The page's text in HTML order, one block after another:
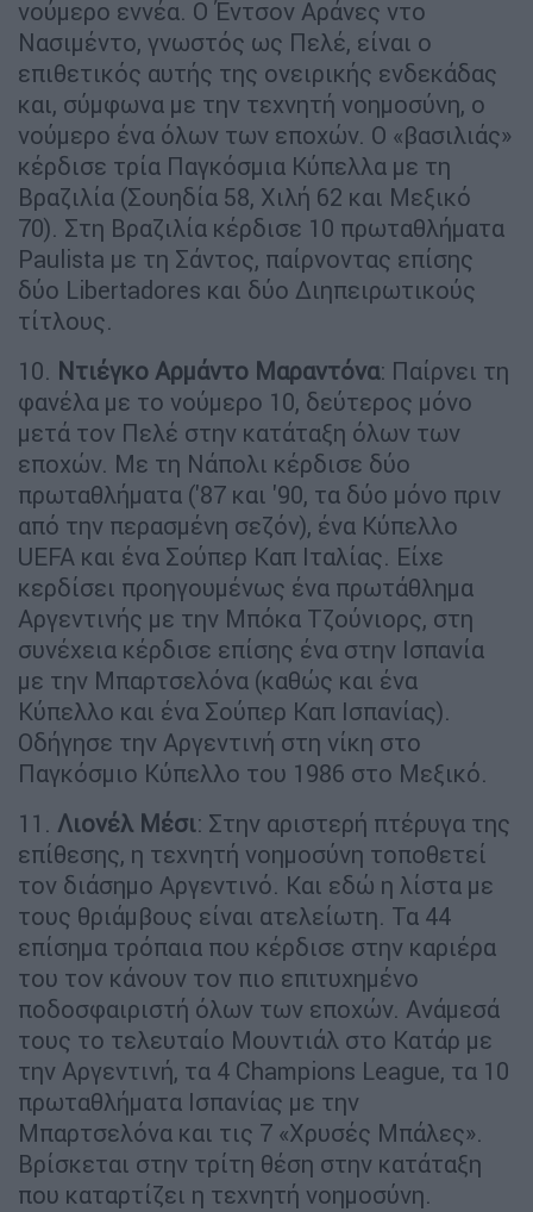
νούμερο εννέα. Ο Έντσον Αράνες ντο
Νασιμέντο, γνωστός ως Πελέ, είναι ο
επιθετικός αυτής της ονειρικής ενδεκάδας
και, σύμφωνα με την τεχνητή νοημοσύνη, ο
νούμερο ένα όλων των εποχών. Ο «βασιλιάς»
κέρδισε τρία Παγκόσμια Κύπελλα με τη
Βραζιλία (Σουηδία 58, Χιλή 62 και Μεξικό
70). Στη Βραζιλία κέρδισε 10 πρωταθλήματα
Paulista με τη Σάντος, παίρνοντας επίσης
δύο Libertadores και δύο Διηπειρωτικούς
τίτλους.
10. Ντιέγκο Αρμάντο Μαραντόνα: Παίρνει τη
φανέλα με το νούμερο 10, δεύτερος μόνο
μετά τον Πελέ στην κατάταξη όλων των
εποχών. Με τη Νάπολι κέρδισε δύο
πρωταθλήματα ('87 και '90, τα δύο μόνο πριν
από την περασμένη σεζόν), ένα Κύπελλο
UEFA και ένα Σούπερ Καπ Ιταλίας. Είχε
κερδίσει προηγουμένως ένα πρωτάθλημα
Αργεντινής με την Μπόκα Τζούνιορς, στη
συνέχεια κέρδισε επίσης ένα στην Ισπανία
με την Μπαρτσελόνα (καθώς και ένα
Κύπελλο και ένα Σούπερ Καπ Ισπανίας).
Οδήγησε την Αργεντινή στη νίκη στο
Παγκόσμιο Κύπελλο του 1986 στο Μεξικό.
11. Λιονέλ Μέσι: Στην αριστερή πτέρυγα της
επίθεσης, η τεχνητή νοημοσύνη τοποθετεί
τον διάσημο Αργεντινό. Και εδώ η λίστα με
τους θριάμβους είναι ατελείωτη. Τα 44
επίσημα τρόπαια που κέρδισε στην καριέρα
του τον κάνουν τον πιο επιτυχημένο
ποδοσφαιριστή όλων των εποχών. Ανάμεσά
τους το τελευταίο Μουντιάλ στο Κατάρ με
την Αργεντινή, τα 4 Champions League, τα 10
πρωταθλήματα Ισπανίας με την
Μπαρτσελόνα και τις 7 «Χρυσές Μπάλες».
Βρίσκεται στην τρίτη θέση στην κατάταξη
που καταρτίζει η τεχνητή νοημοσύνη.